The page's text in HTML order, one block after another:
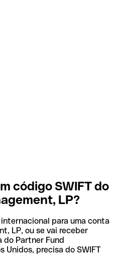
código SWIFT do
LP?
para uma conta
LP, ou se vai receber
Partner Fund
Unidos, precisa do SWIFT